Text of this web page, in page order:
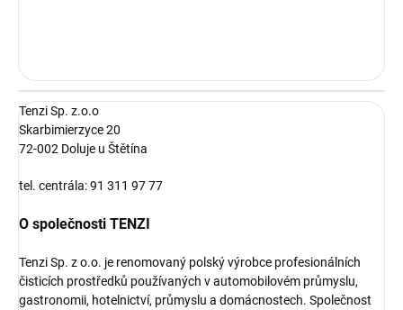
Tenzi Sp. z.o.o
Skarbimierzyce 20
72-002 Doluje u Štětína
tel. centrála: 91 311 97 77
O společnosti TENZI
Tenzi Sp. z o.o. je renomovaný polský výrobce profesionálních
čisticích prostředků používaných v automobilovém průmyslu,
gastronomii, hotelnictví, průmyslu a domácnostech. Společnost